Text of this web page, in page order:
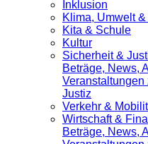
Inklusion
Klima, Umwelt
Kita & Schule
Kultur
Sicherheit &
Beträge, News,
Justiz
Verkehr &
Wirtschaft &
Beträge, News,